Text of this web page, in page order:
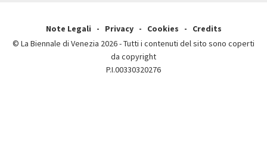
Note Legali Privacy Cookies
Credits
© La Biennale di Venezia 2026 - Tutti i contenuti del sito sono coperti
da copyright
P.I.00330320276